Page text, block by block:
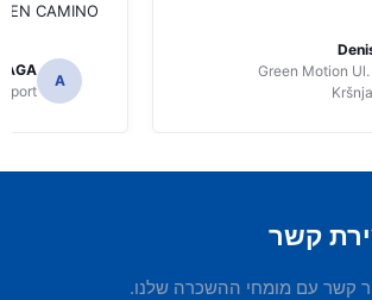
Green Motion Ul.
CAMINO!!!
A
קשר
קשר עם מומחי ההשכרה שלנו.